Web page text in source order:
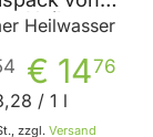
Heilwasser
Heilwasser
€ 1476
zzgl. Versand
,28 / 1 l